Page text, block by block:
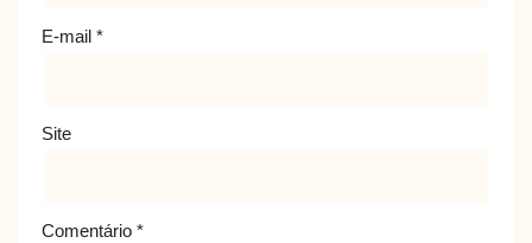
E-mail *
Site
Comentário *